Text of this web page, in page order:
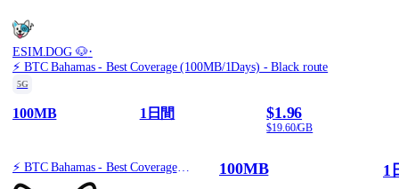
ESIM.DOG 🐶·
⚡️ BTC Bahamas - Best Coverage (100MB/1Days) - Black route
5G
100MB 1日間 $1.96
$19.60/GB
⚡️ BTC Bahamas - Best Coverage (100MB/1Days) - Black route 100MB 1